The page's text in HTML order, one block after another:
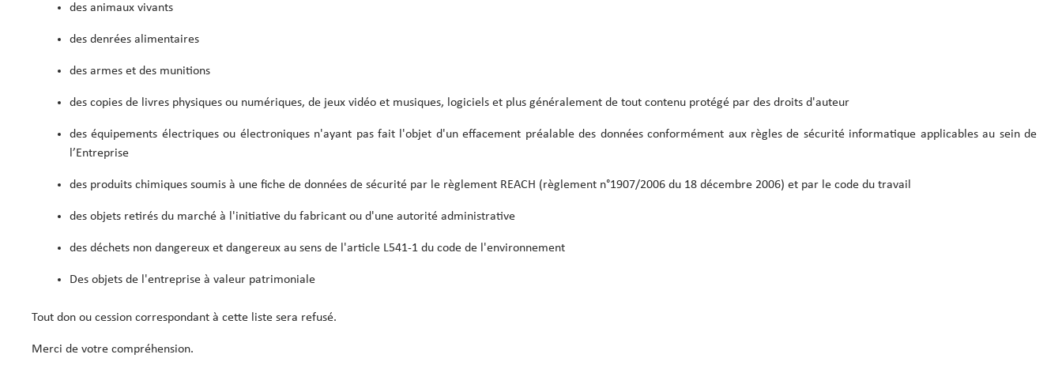
des animaux vivants
des denrées alimentaires
des armes et des munitions
des copies de livres physiques ou numériques, de jeux vidéo et musiques, logiciels et plus généralement de tout contenu protégé par des droits d'auteur
des équipements électriques ou électroniques n'ayant pas fait l'objet d'un effacement préalable des données conformément aux règles de sécurité informatique applicables au sein de
l’Entreprise
des produits chimiques soumis à une fiche de données de sécurité par le règlement REACH (règlement n°1907/2006 du 18 décembre 2006) et par le code du travail
des objets retirés du marché à l'initiative du fabricant ou d'une autorité administrative
des déchets non dangereux et dangereux au sens de l'article L541-1 du code de l'environnement
Des objets de l'entreprise à valeur patrimoniale
Tout don ou cession correspondant à cette liste sera refusé.
Merci de votre compréhension.